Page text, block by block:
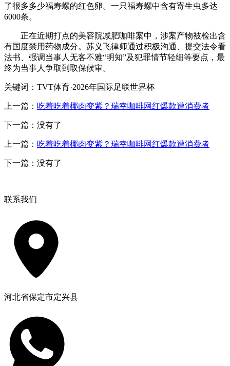
了很多多少福寿螺的红色卵。一只福寿螺中含有寄生虫多达
6000条。
正在近期打点的美容院减肥咖啡案中，涉案产物被检出含
有国度禁用药物成分。苏义飞律师通过积极沟通、提交法令看
法书、强调当事人无客不雅“明知”及犯罪情节轻细等要点，最
终为当事人争取到取保候审。
关键词：TVT体育·2026年国际足联世界杯
上一篇： 吃着吃着椰肉变紫？瑞幸咖啡网红爆款遭消费者
下一篇：没有了
上一篇： 吃着吃着椰肉变紫？瑞幸咖啡网红爆款遭消费者
下一篇：没有了
联系我们
河北省保定市定兴县